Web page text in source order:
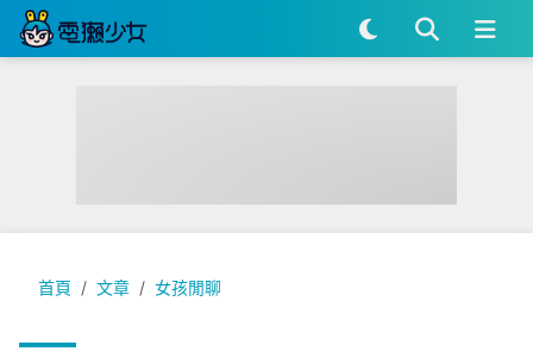
首頁 文章 女孩閒聊
iPhone X 一秒變身iPhone XS/XS Max 的秘訣！專屬泡泡桌布